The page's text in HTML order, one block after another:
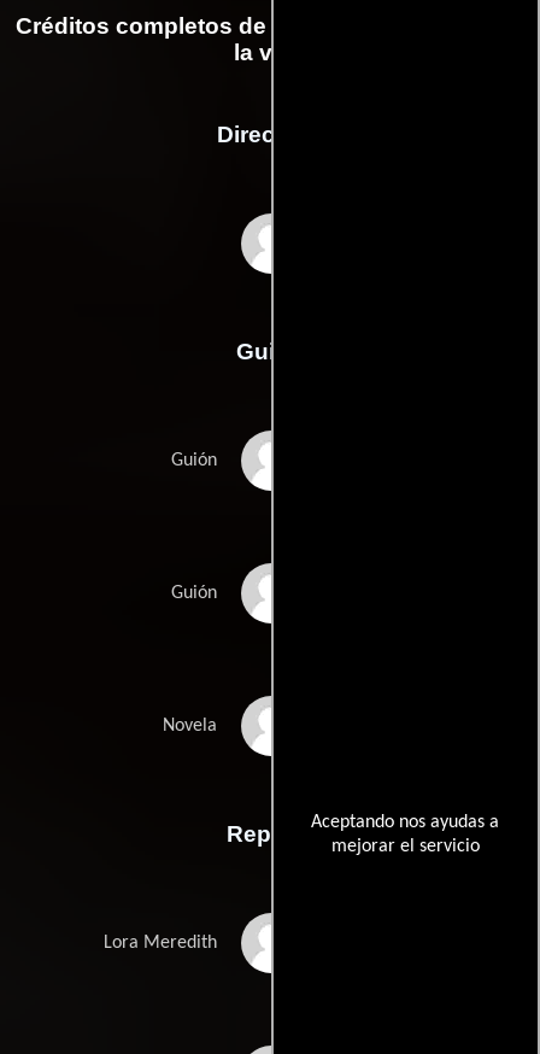
Aceptando nos ayudas a
mejorar el servicio
Créditos completos de la película Imitación de
la vida
Dirección
Guión
Guión
Guión
Novela
Reparto
Lora Meredith